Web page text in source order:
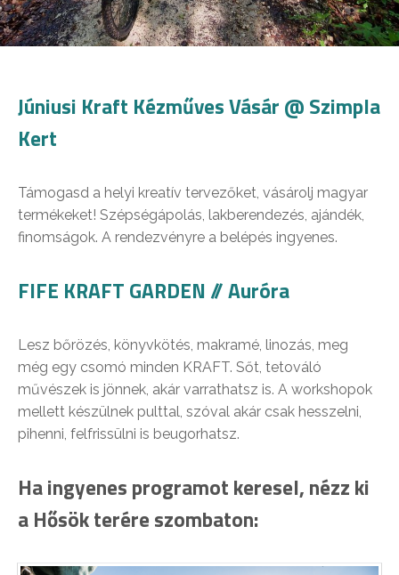
Júniusi Kraft Kézműves Vásár @ Szimpla
Kert
Támogasd a helyi kreatív tervezőket, vásárolj magyar
termékeket! Szépségápolás, lakberendezés, ajándék,
finomságok. A rendezvényre a belépés ingyenes.
FIFE KRAFT GARDEN // Auróra
Lesz bőrözés, könyvkötés, makramé, linozás, meg
még egy csomó minden KRAFT. Sőt, tetováló
művészek is jönnek, akár varrathatsz is. A workshopok
mellett készülnek pulttal, szóval akár csak hesszelni,
pihenni, felfrissülni is beugorhatsz.
Ha ingyenes programot keresel, nézz ki
a Hősök terére szombaton: